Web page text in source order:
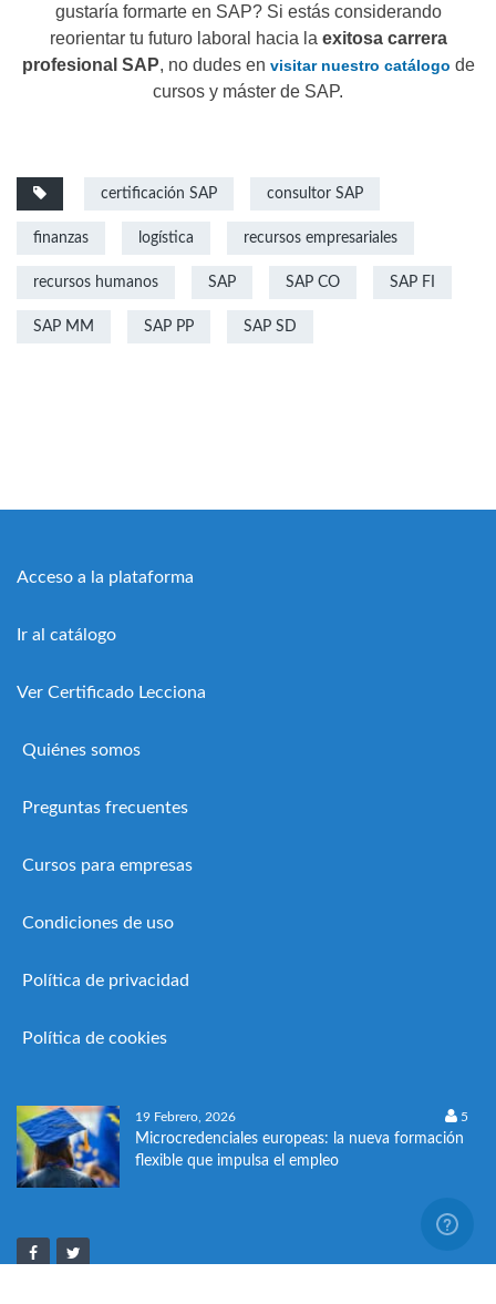
gustaría formarte en SAP? Si estás considerando
reorientar tu futuro laboral hacia la exitosa carrera
profesional SAP, no dudes en visitar nuestro catálogo de
cursos y máster de SAP.
certificación SAP consultor SAP
finanzas logística recursos empresariales
recursos humanos SAP SAP CO SAP FI
SAP MM SAP PP SAP SD
Acceso a la plataforma
Ir al catálogo
Ver Certificado Lecciona
Quiénes somos
Preguntas frecuentes
Cursos para empresas
Condiciones de uso
Política de privacidad
Política de cookies
19 Febrero, 2026 5
Microcredenciales europeas: la nueva formación
flexible que impulsa el empleo